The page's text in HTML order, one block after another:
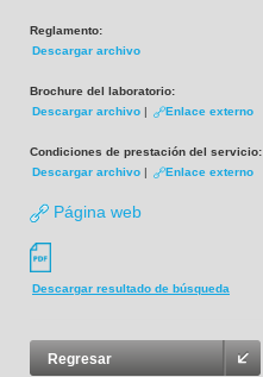
Reglamento:
Descargar archivo
Brochure del laboratorio:
Descargar archivo | Enlace externo
Condiciones de prestación del servicio:
Descargar archivo | Enlace externo
Página web
Descargar resultado de búsqueda
Regresar